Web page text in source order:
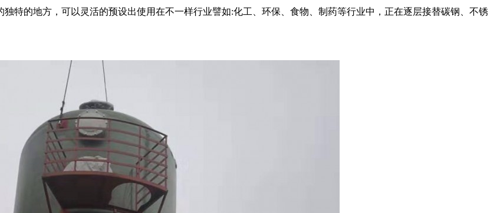
特的地方，可以灵活的预设出使用在不一样行业譬如:化工、环保、食物、制药等行业中，正在逐层接替碳钢、不锈